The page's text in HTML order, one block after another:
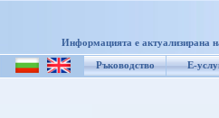
Информацията е актуализирана
Ръководство Е-